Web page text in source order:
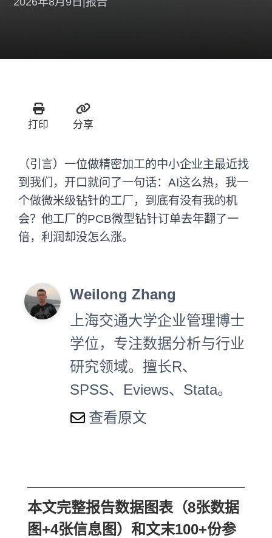
打印 分享
（引言）一位做精密加工的中小企业主最近找
到我们，开口就问了一句话：AI这么热，我一
个做微米级钻针的工厂，到底有没有我的机
会？他工厂的PCB微型钻针订单去年翻了一
倍，利润却没怎么涨。
Weilong Zhang
上海交通大学企业管理博士
学位，专注数据分析与行业
研究领域。擅长R、
SPSS、Eviews、Stata。
查看原文
本文完整报告数据图表（8张数据
图+4张信息图）和文末100+份参